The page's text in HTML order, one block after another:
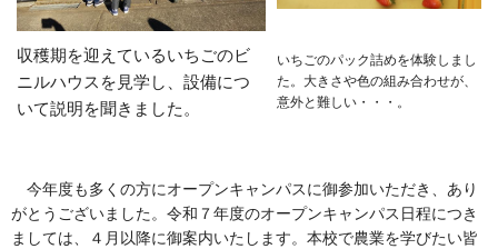
収穫期を迎えているいちごのビ
ニルハウスを見学し、設備につ
いて説明を聞きました。
いちごのパック詰めを体験しまし
た。大きさや色の組み合わせが、
意外と難しい・・・。
今年度も多くの方にオープンキャンパスに御参加いただき、あり
がとうございました。令和７年度のオープンキャンパス日程につき
ましては、４月以降に御案内いたします。本校で農業を学びたい皆